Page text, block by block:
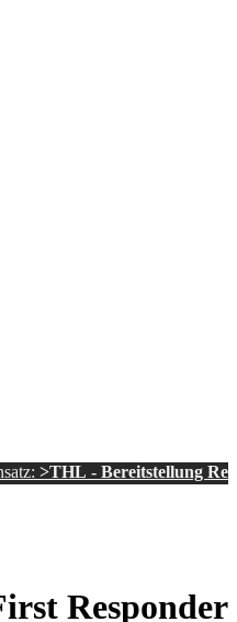
>THL - Bereitstellung
Responder